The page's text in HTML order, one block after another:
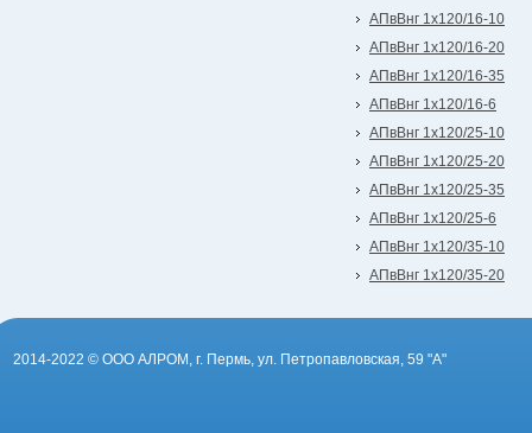
АПвВнг 1х120/16-10
АПвВнг 1х120/16-20
АПвВнг 1х120/16-35
АПвВнг 1х120/16-6
АПвВнг 1х120/25-10
АПвВнг 1х120/25-20
АПвВнг 1х120/25-35
АПвВнг 1х120/25-6
АПвВнг 1х120/35-10
АПвВнг 1х120/35-20
2014-2022 © ООО АЛРОМ, г. Пермь, ул. Петропавловская, 59 "А"